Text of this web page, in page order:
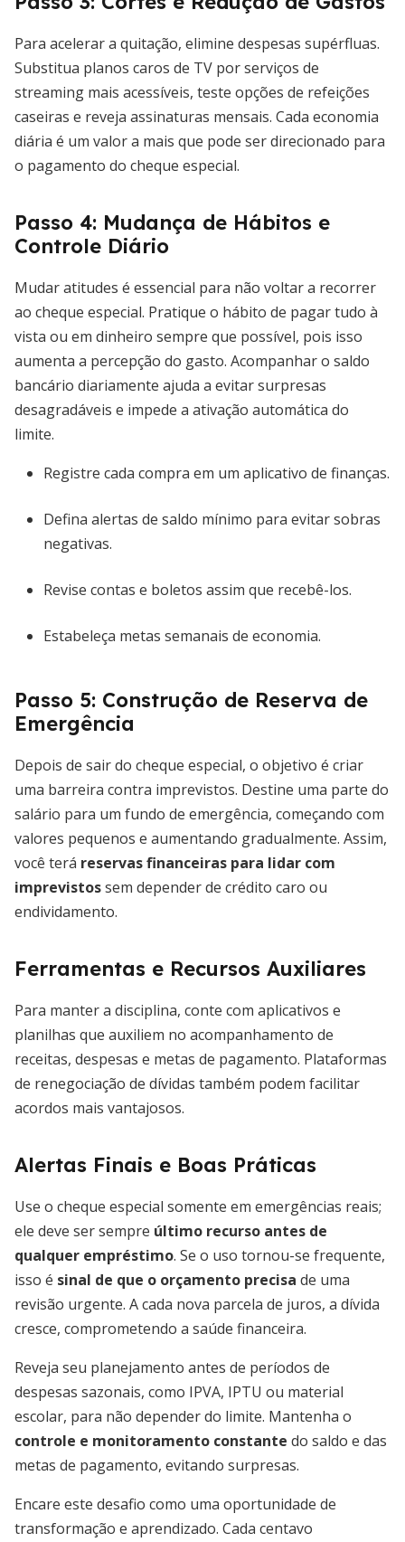
Para acelerar a quitação, elimine despesas supérfluas.
Substitua planos caros de TV por serviços de
streaming mais acessíveis, teste opções de refeições
caseiras e reveja assinaturas mensais. Cada economia
diária é um valor a mais que pode ser direcionado para
o pagamento do cheque especial.
Passo 4: Mudança de Hábitos e
Controle Diário
Mudar atitudes é essencial para não voltar a recorrer
ao cheque especial. Pratique o hábito de pagar tudo à
vista ou em dinheiro sempre que possível, pois isso
aumenta a percepção do gasto. Acompanhar o saldo
bancário diariamente ajuda a evitar surpresas
desagradáveis e impede a ativação automática do
limite.
Registre cada compra em um aplicativo de finanças.
Defina alertas de saldo mínimo para evitar sobras
negativas.
Revise contas e boletos assim que recebê-los.
Estabeleça metas semanais de economia.
Passo 5: Construção de Reserva de
Emergência
Depois de sair do cheque especial, o objetivo é criar
uma barreira contra imprevistos. Destine uma parte do
salário para um fundo de emergência, começando com
valores pequenos e aumentando gradualmente. Assim,
você terá reservas financeiras para lidar com
imprevistossem depender de crédito caro ou
endividamento.
Ferramentas e Recursos Auxiliares
Para manter a disciplina, conte com aplicativos e
planilhas que auxiliem no acompanhamento de
receitas, despesas e metas de pagamento. Plataformas
de renegociação de dívidas também podem facilitar
acordos mais vantajosos.
Alertas Finais e Boas Práticas
Use o cheque especial somente em emergências reais;
ele deve ser sempre último recurso antes de
qualquer empréstimo. Se o uso tornou-se frequente,
isso é sinal de que o orçamento precisa de uma
revisão urgente. A cada nova parcela de juros, a dívida
cresce, comprometendo a saúde financeira.
Reveja seu planejamento antes de períodos de
despesas sazonais, como IPVA, IPTU ou material
escolar, para não depender do limite. Mantenha o
controle e monitoramento constante do saldo e das
metas de pagamento, evitando surpresas.
Encare este desafio como uma oportunidade de
transformação e aprendizado. Cada centavo